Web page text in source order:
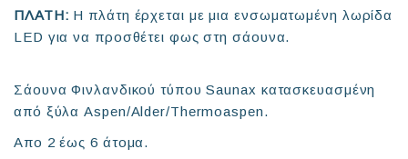
ΠΛΑΤΗ: Η πλάτη έρχεται με μια ενσωματωμένη λωρίδα
LED για να προσθέτει φως στη σάουνα.
Σάουνα Φινλανδικού τύπου Saunax κατασκευασμένη
από ξύλα Aspen/Alder/Thermoaspen.
Απο 2 έως 6 άτομα.